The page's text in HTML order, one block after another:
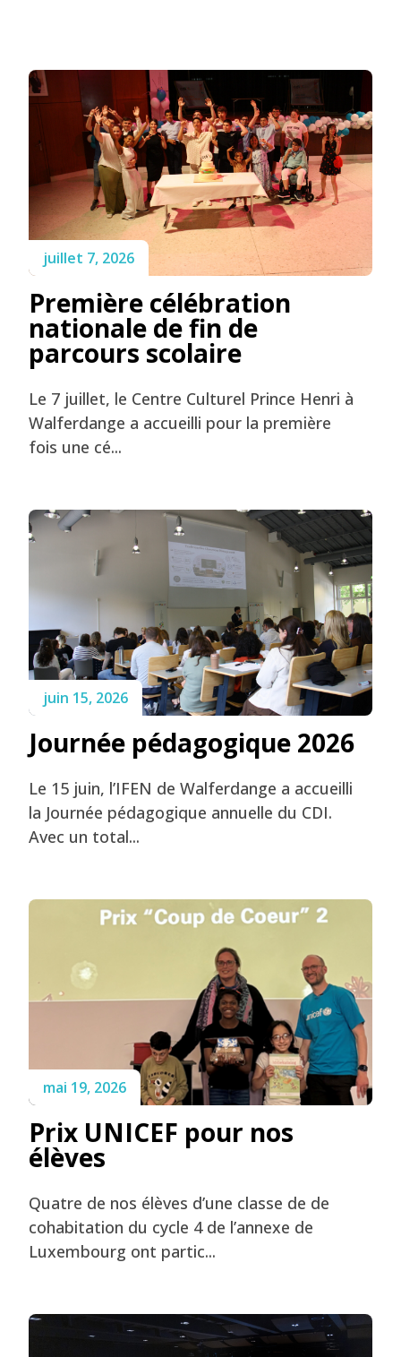
juillet 7, 2026
Première célébration
nationale de fin de
parcours scolaire
Le 7 juillet, le Centre Culturel Prince Henri à
Walferdange a accueilli pour la première
fois une cé...
juin 15, 2026
Journée pédagogique 2026
Le 15 juin, l’IFEN de Walferdange a accueilli
la Journée pédagogique annuelle du CDI.
Avec un total...
mai 19, 2026
Prix UNICEF pour nos
élèves
Quatre de nos élèves d’une classe de de
cohabitation du cycle 4 de l’annexe de
Luxembourg ont partic...